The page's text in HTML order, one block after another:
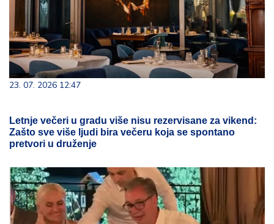
23. 07. 2026 12:47
Letnje večeri u gradu više nisu rezervisane za vikend:
Zašto sve više ljudi bira večeru koja se spontano
pretvori u druženje